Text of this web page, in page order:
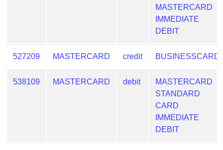
Lookup
IP
BIN
Checker
MASTERCARD
IMMEDIATE
DEBIT
527209 MASTERCARD credit BUSINESSCARD
538109 MASTERCARD debit
MASTERCARD
STANDARD
CARD
IMMEDIATE
DEBIT